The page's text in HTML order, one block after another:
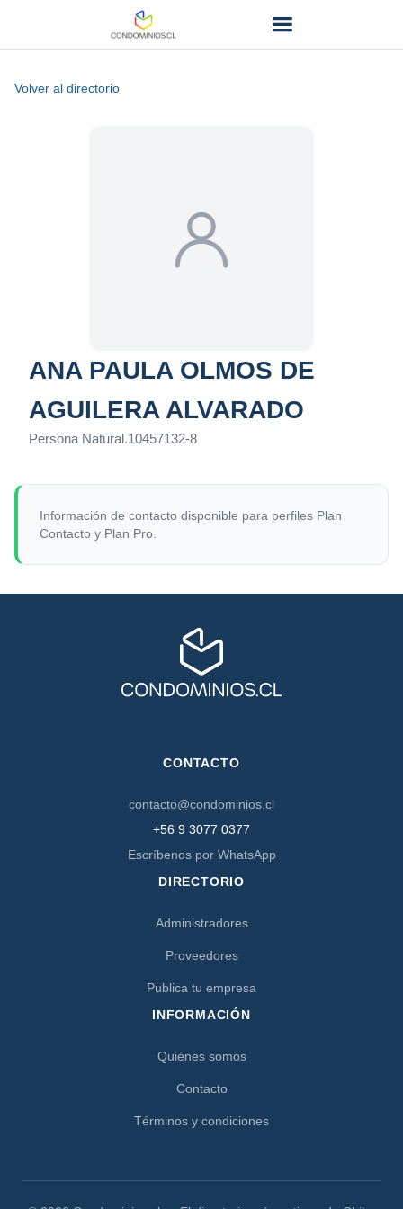
Volver al directorio
ANA PAULA OLMOS DE
AGUILERA ALVARADO
Persona Natural.10457132-8
Información de contacto disponible para perfiles Plan
Contacto y Plan Pro.
CONTACTO
contacto@condominios.cl
+56 9 3077 0377
Escríbenos por WhatsApp
DIRECTORIO
Administradores
Proveedores
Publica tu empresa
INFORMACIÓN
Quiénes somos
Contacto
Términos y condiciones